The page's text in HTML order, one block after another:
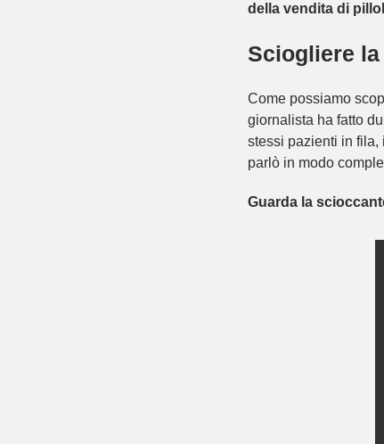
della vendita di
Sciogliere
Come possiamo
giornalista ha fatto
stessi pazienti in fila,
parlò in modo
Guarda la